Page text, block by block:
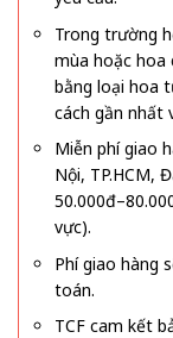
Trong trường
mùa hoặc hoa
bằng loại hoa
cách gần nhất
Miễn phí giao
Nội, TP.HCM,
vực).
Phí giao hàng
toán.
TCF cam kết